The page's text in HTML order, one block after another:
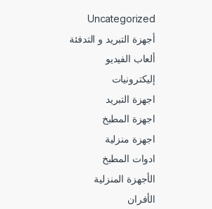
Uncategorized
أجهزة التبريد و التدفئة
ألعاب الفيديو
إليكترونيات
اجهزة التبريد
اجهزة المطبخ
اجهزة منزلية
ادوات المطبخ
الأجهزة المنزلية
الأفران